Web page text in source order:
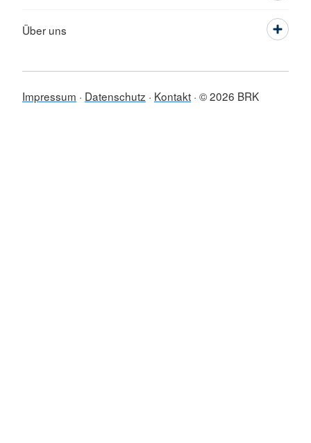
Über uns
Impressum Datenschutz Kontakt © 2026 BRK